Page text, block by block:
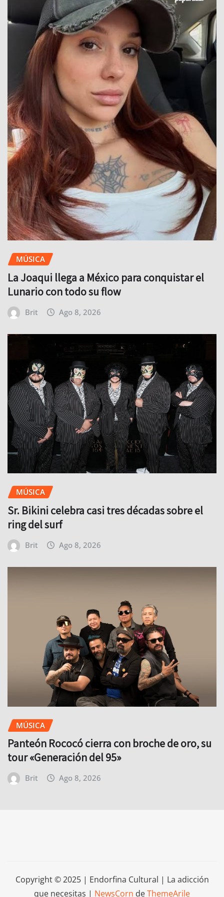
MÚSICA
La Joaqui llega a México para conquistar el
Lunario con todo su flow
Brit Ago 8, 2026
MÚSICA
Sr. Bikini celebra casi tres décadas sobre el
ring del surf
Brit Ago 8, 2026
MÚSICA
Panteón Rococó cierra con broche de oro, su
tour «Generación del 95»
Brit Ago 8, 2026
Copyright © 2025 | Endorfina Cultural | La adicción
que necesitas | NewsCorn deThemeArile